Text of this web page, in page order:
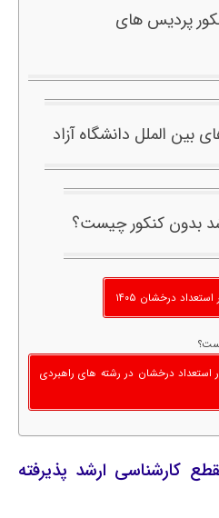
پردیس های
بین الملل دانشگاه آزاد
بدون کنکور چیست؟
درخشان ۱۴۰۵
استعداد درخشان در رشته های راهبردی
کارشناسی ارشد پذیرفته